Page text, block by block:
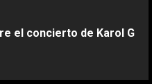
el concierto de Karol G